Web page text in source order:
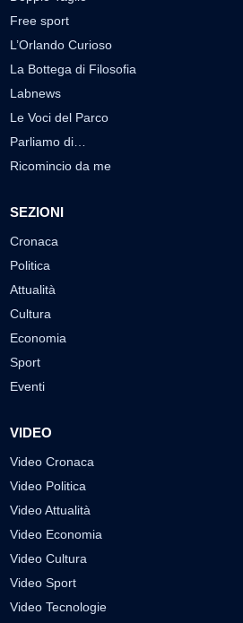
Free sport
L’Orlando Curioso
La Bottega di Filosofia
Labnews
Le Voci del Parco
Parliamo di…
Ricomincio da me
SEZIONI
Cronaca
Politica
Attualità
Cultura
Economia
Sport
Eventi
VIDEO
Video Cronaca
Video Politica
Video Attualità
Video Economia
Video Cultura
Video Sport
Video Tecnologie